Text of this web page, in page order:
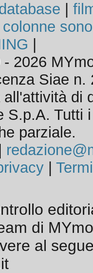
colonne
2026
Siae n.
di
S.p.A. Tutti
parziale.
|
di
al